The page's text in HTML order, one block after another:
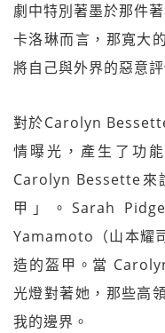
劇中特別著墨於那件
卡洛琳而言，那寬大
將自己與外界的惡意
對於Carolyn
情曝光，產生了功
Carolyn Bessette來
甲」。Sarah
Yamamoto（山本耀
造的盔甲。當
光燈對著她，那些高
我的邊界。